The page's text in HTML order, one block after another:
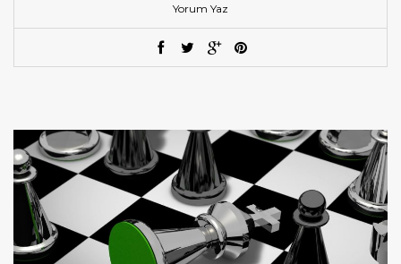
Yorum Yaz